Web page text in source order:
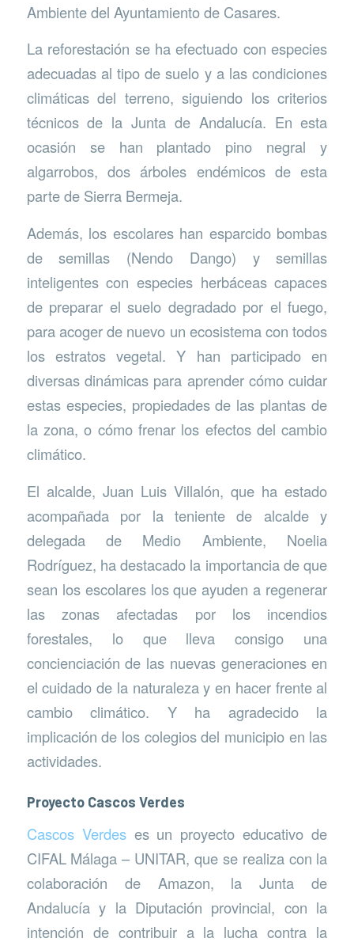
Ambiente del Ayuntamiento de Casares.
La reforestación se ha efectuado con especies
adecuadas al tipo de suelo y a las condiciones
climáticas del terreno, siguiendo los criterios
técnicos de la Junta de Andalucía. En esta
ocasión se han plantado pino negral y
algarrobos, dos árboles endémicos de esta
parte de Sierra Bermeja.
Además, los escolares han esparcido bombas
de semillas (Nendo Dango) y semillas
inteligentes con especies herbáceas capaces
de preparar el suelo degradado por el fuego,
para acoger de nuevo un ecosistema con todos
los estratos vegetal. Y han participado en
diversas dinámicas para aprender cómo cuidar
estas especies, propiedades de las plantas de
la zona, o cómo frenar los efectos del cambio
climático.
El alcalde, Juan Luis Villalón, que ha estado
acompañada por la teniente de alcalde y
delegada de Medio Ambiente, Noelia
Rodríguez, ha destacado la importancia de que
sean los escolares los que ayuden a regenerar
las zonas afectadas por los incendios
forestales, lo que lleva consigo una
concienciación de las nuevas generaciones en
el cuidado de la naturaleza y en hacer frente al
cambio climático. Y ha agradecido la
implicación de los colegios del municipio en las
actividades.
Proyecto Cascos Verdes
Cascos Verdeses un proyecto educativo de
CIFAL Málaga – UNITAR, que se realiza con la
colaboración de Amazon, la Junta de
Andalucía y la Diputación provincial, con la
intención de contribuir a la lucha contra la